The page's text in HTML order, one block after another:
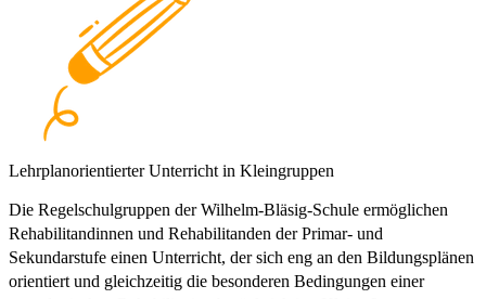
Lehrplanorientierter Unterricht in Kleingruppen
Die Regelschulgruppen der Wilhelm-Bläsig-Schule ermöglichen
Rehabilitandinnen und Rehabilitanden der Primar- und
Sekundarstufe einen Unterricht, der sich eng an den Bildungsplänen
orientiert und gleichzeitig die besonderen Bedingungen einer